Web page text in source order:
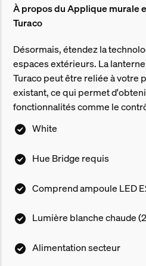
À propos du Applique murale
Turaco
Désormais, étendez la
espaces extérieurs. La
Turaco peut être reliée à votre
existant, ce qui permet
fonctionnalités comme le
distance, le gardiennage et la
programmation. Le pont Hue
White
Hue Bridge requis
Comprend ampoule LED
Lumière blanche chaude
Alimentation secteur